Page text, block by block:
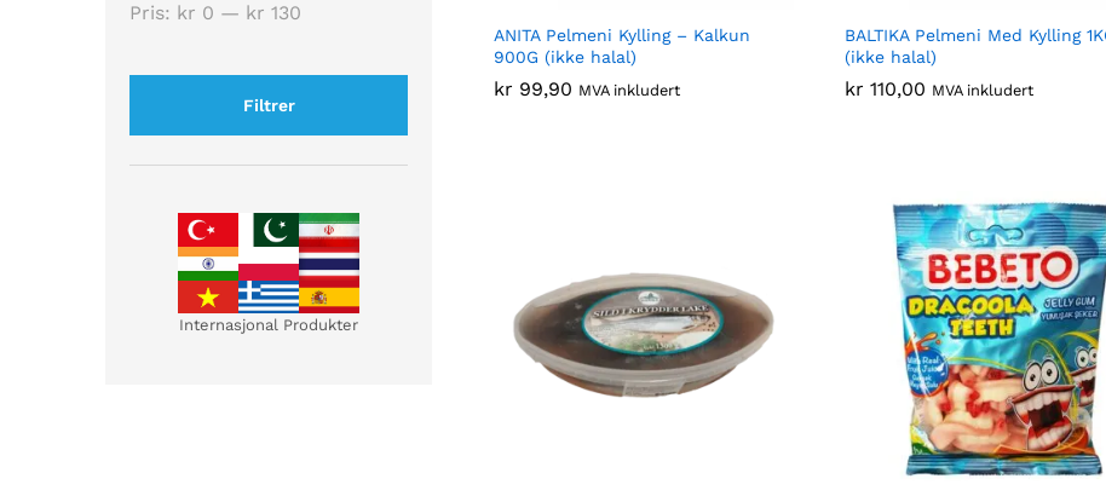
ANITA Pelmeni Kylling – Kalkun
900G (ikke halal)
kr 99,90 MVA inkludert
kr 99,90
BALTIKA Pelmeni Med Kylling
(ikke halal)
kr 110,00 MVA inkludert
kr 110,00
Filtrer
Pris: kr 0 — kr 130
Internasjonal Produkter